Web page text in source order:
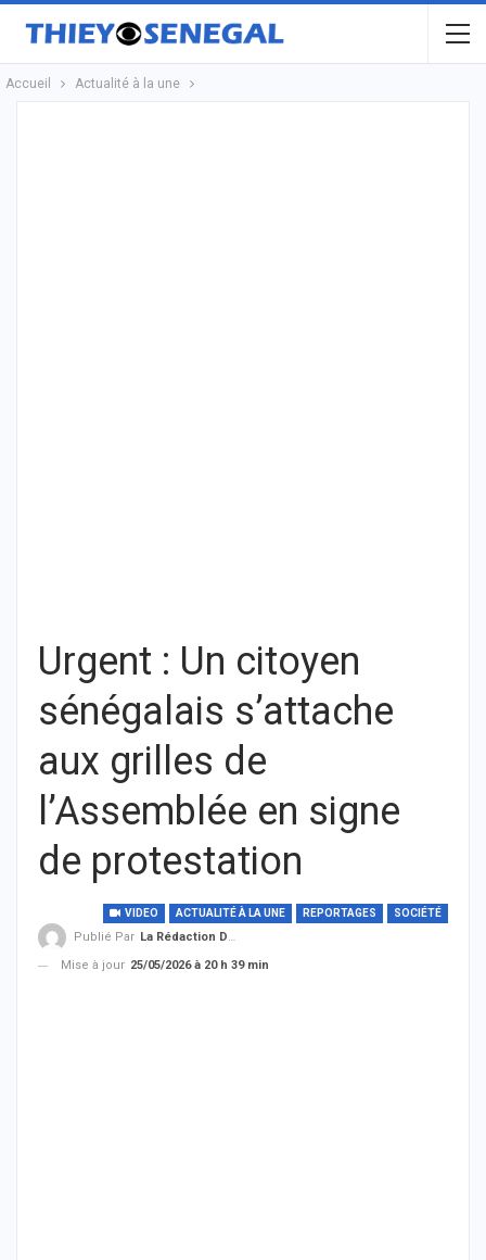
Accueil Actualité à la une
Urgent : Un citoyen
sénégalais s’attache
aux grilles de
l’Assemblée en signe
de protestation
VIDEO ACTUALITÉ À LA UNE REPORTAGES SOCIÉTÉ
Publié Par La Rédaction De THIEYSENEGAL.com
Mise à jour 25/05/2026 à 20 h 39 min